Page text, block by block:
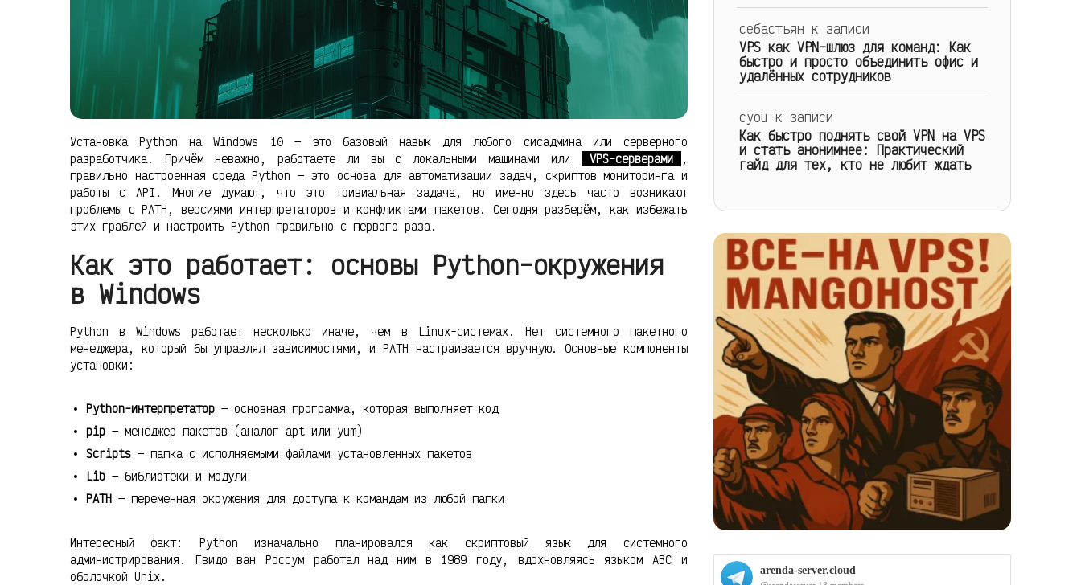
Установка Python на Windows 10 — это базовый навык для любого сисадмина или серверного
разработчика. Причём неважно, работаете ли вы с локальными машинами или
VPS-серверами
,
правильно настроенная среда Python — это основа для автоматизации задач, скриптов мониторинга и
работы с API. Многие думают, что это тривиальная задача, но именно здесь часто возникают
проблемы с PATH, версиями интерпретаторов и конфликтами пакетов. Сегодня разберём, как избежать
этих граблей и настроить Python правильно с первого раза.
Как это работает: основы Python-окружения
в Windows
Python в Windows работает несколько иначе, чем в Linux-системах. Нет системного пакетного
менеджера, который бы управлял зависимостями, и PATH настраивается вручную. Основные компоненты
установки:
Python-интерпретатор — основная программа, которая выполняет код
pip — менеджер пакетов (аналог apt или yum)
Scripts — папка с исполняемыми файлами установленных пакетов
Lib — библиотеки и модули
PATH — переменная окружения для доступа к командам из любой папки
Интересный факт: Python изначально планировался как скриптовый язык для системного
администрирования. Гвидо ван Россум работал над ним в 1989 году, вдохновляясь языком ABC и
оболочкой Unix.
себастьян к записи
VPS как VPN-шлюз для команд: Как
быстро и просто объединить офис и
удалённых сотрудников
cyou к записи
Как быстро поднять свой VPN на VPS
и стать анонимнее: Практический
гайд для тех, кто не любит ждать